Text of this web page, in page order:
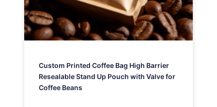
Custom Printed Coffee Bag High Barrier
Resealable Stand Up Pouch with Valve for
Coffee Beans